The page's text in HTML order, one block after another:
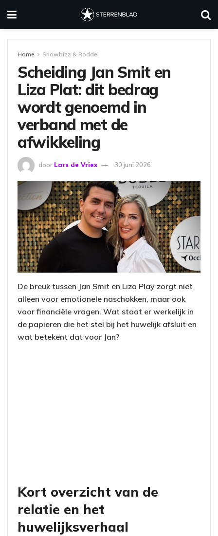
Home Showbizz & Roddel
Scheiding Jan Smit en
Liza Plat: dit bedrag
wordt genoemd in
verband met de
afwikkeling
door Lars de Vries 30 juni 2026
De breuk tussen Jan Smit en Liza Play zorgt niet
alleen voor emotionele naschokken, maar ook
voor financiële vragen. Wat staat er werkelijk in
de papieren die het stel bij het huwelijk afsluit en
wat betekent dat voor Jan?
Kort overzicht van de
relatie en het
huwelijksverhaal